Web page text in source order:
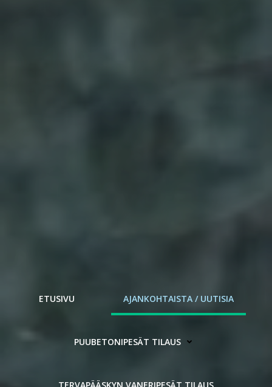
ETUSIVU AJANKOHTAISTA / UUTISIA
PUUBETONIPESÄT TILAUS
TERVAPÄÄSKYN VANERIPESÄT TILAUS